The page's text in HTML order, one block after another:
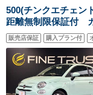
500(チンクエチェ
距離無制限保証付
セグTV Bluetooth
レスエントリー デ
ー買取車 純正14イ
販売店保証 購入プラン付